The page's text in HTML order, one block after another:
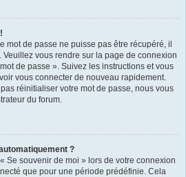
mot de passe ne puisse pas être récupéré, il
vous rendre sur la page de connexion
de passe ». Suivez les instructions et vous
vous connecter de nouveau rapidement.
réinitialiser votre mot de passe, nous vous
du forum.
?
Se souvenir de moi » lors de votre connexion
que pour une période prédéfinie. Cela